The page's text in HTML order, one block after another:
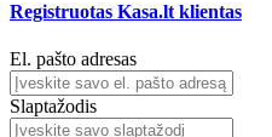
Registruotas Kasa.lt klientas
El. pašto adresas
Slaptažodis